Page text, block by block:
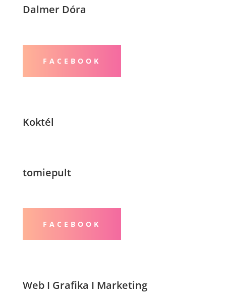
Dalmer Dóra
FACEBOOK
Koktél
tomiepult
FACEBOOK
Web I Grafika I Marketing